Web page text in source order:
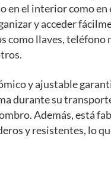
en el interior como en
y acceder
como llaves, teléfono
y ajustable
durante su
Además, está
y resistentes, lo